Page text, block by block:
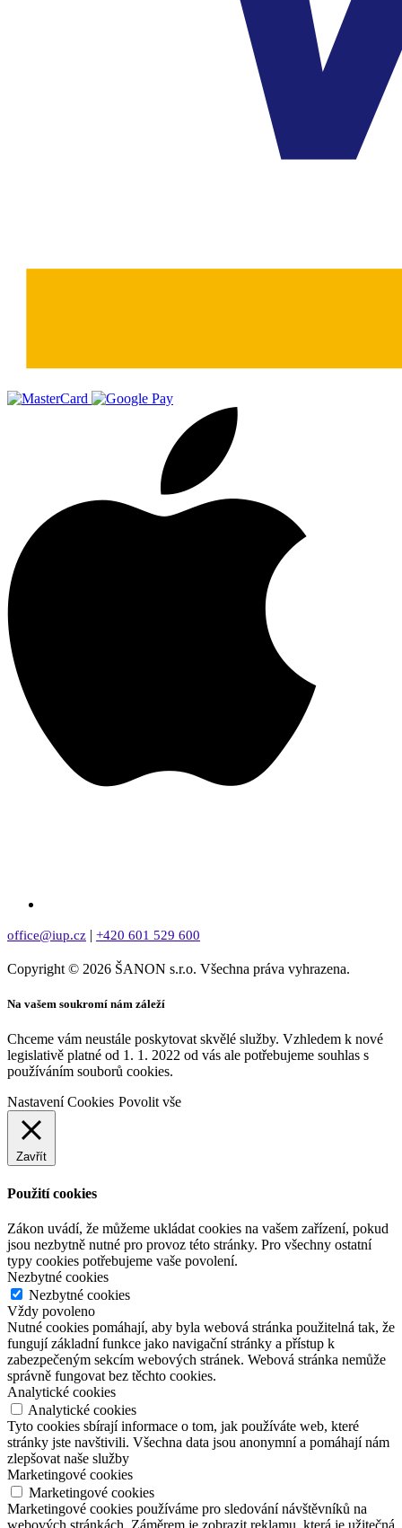
office@iup.cz | +420 601 529 600
Copyright © 2026 ŠANON s.r.o. Všechna práva vyhrazena.
Na vašem soukromí nám záleží
Chceme vám neustále poskytovat skvělé služby. Vzhledem k nové
legislativě platné od 1. 1. 2022 od vás ale potřebujeme souhlas s
používáním souborů cookies.
Nastavení Cookies Povolit vše
Zavřít
Použití cookies
Zákon uvádí, že můžeme ukládat cookies na vašem zařízení, pokud
jsou nezbytně nutné pro provoz této stránky. Pro všechny ostatní
typy cookies potřebujeme vaše povolení.
Nezbytné cookies
Nezbytné cookies
Vždy povoleno
Nutné cookies pomáhají, aby byla webová stránka použitelná tak, že
fungují základní funkce jako navigační stránky a přístup k
zabezpečeným sekcím webových stránek. Webová stránka nemůže
správně fungovat bez těchto cookies.
Analytické cookies
Analytické cookies
Tyto cookies sbírají informace o tom, jak používáte web, které
stránky jste navštivili. Všechna data jsou anonymní a pomáhají nám
zlepšovat naše služby
Marketingové cookies
Marketingové cookies
Marketingové cookies používáme pro sledování návštěvníků na
webových stránkách. Záměrem je zobrazit reklamu, která je užitečná